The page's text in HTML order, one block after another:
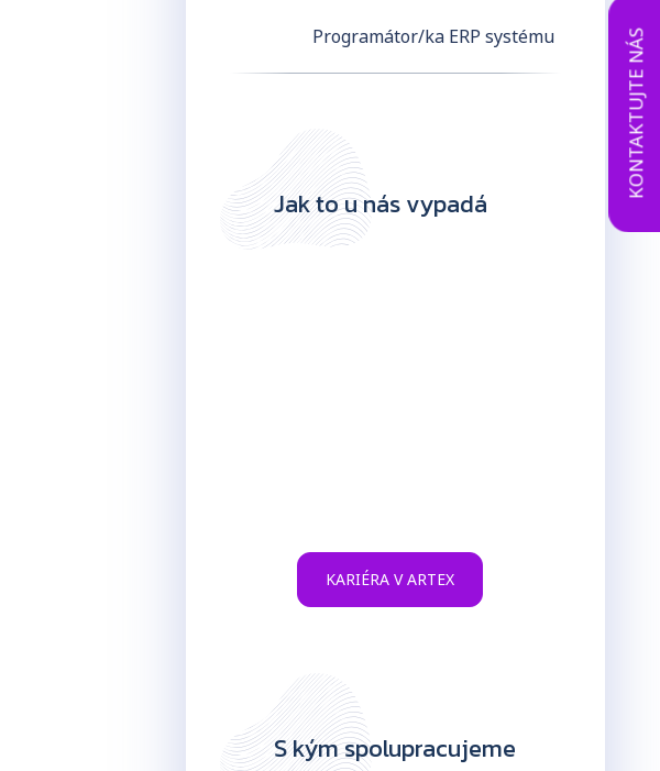
Programátor/ka ERP systému
Jak to u nás vypadá
KARIÉRA V ARTEX
S kým spolupracujeme
KONTAKTUJTE NÁS